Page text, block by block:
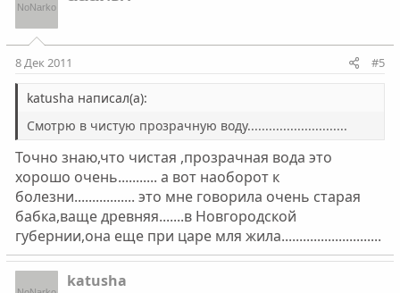
8 Дек 2011 #5
katusha написал(а):
Смотрю в чистую прозрачную воду............................
Точно знаю,что чистая ,прозрачная вода это
хорошо очень........... а вот наоборот к
болезни................. это мне говорила очень старая
бабка,ваще древняя.......в Новгородской
губернии,она еще при царе мля жила............................
katusha